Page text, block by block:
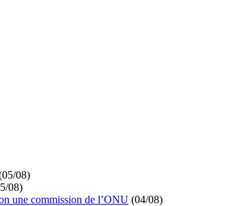
08)
08)
une commission de l’ONU (04/08)